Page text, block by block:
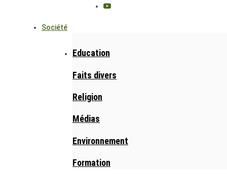
Société
Education
Faits divers
Religion
Médias
Environnement
Formation